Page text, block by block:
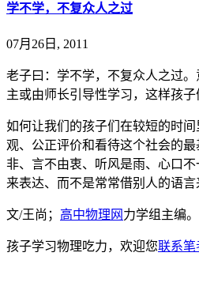
学不学，不复众人之过
07月26日, 2011
老子曰：学不学，不复众人之过
主或由师长引导性学习，这样孩
如何让我们的孩子们在较短的时
观、公正评价和看待这个社会的
非、言不由衷、听风是雨、心口
来表达、而不是常常借别人的语言
文/王尚； 高中物理网 力学组主编
孩子学习物理吃力，欢迎您联系笔